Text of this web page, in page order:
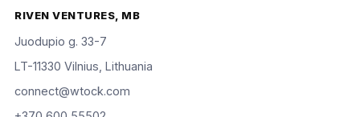
RIVEN VENTURES, MB
Juodupio g. 33-7
LT-11330 Vilnius, Lithuania
connect@wtock.com